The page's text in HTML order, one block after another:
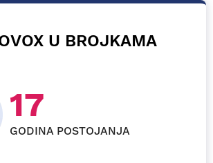
U BROJKAMA
26
GODINA POSTOJANJA